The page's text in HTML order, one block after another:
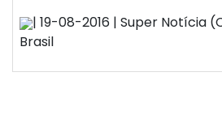
| 19-08-2016 | Super Notícia
Brasil